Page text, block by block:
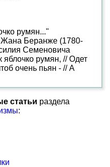
румян..."
Жана Беранже (1780-
Семеновича
яблочко румян, // Одет
очень пьян - // А
статьи раздела
: